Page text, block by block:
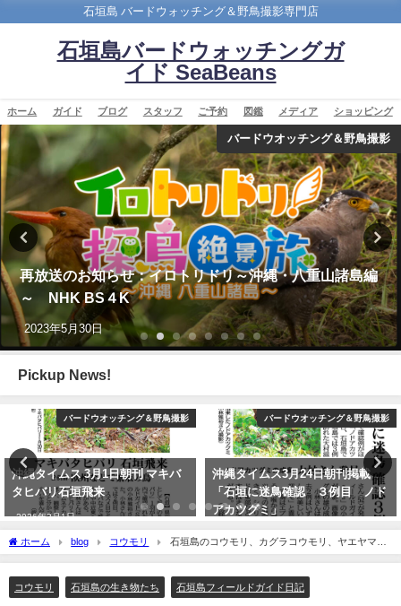
石垣島 バードウォッチング＆野鳥撮影専門店
石垣島バードウォッチングガ
イド SeaBeans
ホーム ガイド ブログ スタッフ ご予約 図鑑 メディア ショッピング
バードウオッチング＆野鳥撮影
お知らせ：イロトリドリ～沖縄・八重山諸島編
BS４K
月30日
【日
ウソ
2021
Pickup News!
バードウオッチング＆野鳥撮影
縄タイムス 3月1日朝刊 マキバ
ヒバリ石垣飛来
年3月1日
バードウオッチング＆野鳥撮影
沖縄タイムス3月24日朝刊掲載
「石垣に迷鳥確認 ３例目 ノド
アカツグミ」
ホーム blog コウモリ
石垣島のコウモリ、カグラコウモリ、ヤエヤマコ
キグガシラ、リュウキュウユビナガコウモリの観察、録音ガイド。
コウモリ 石垣島の生き物たち 石垣島フィールドガイド日記